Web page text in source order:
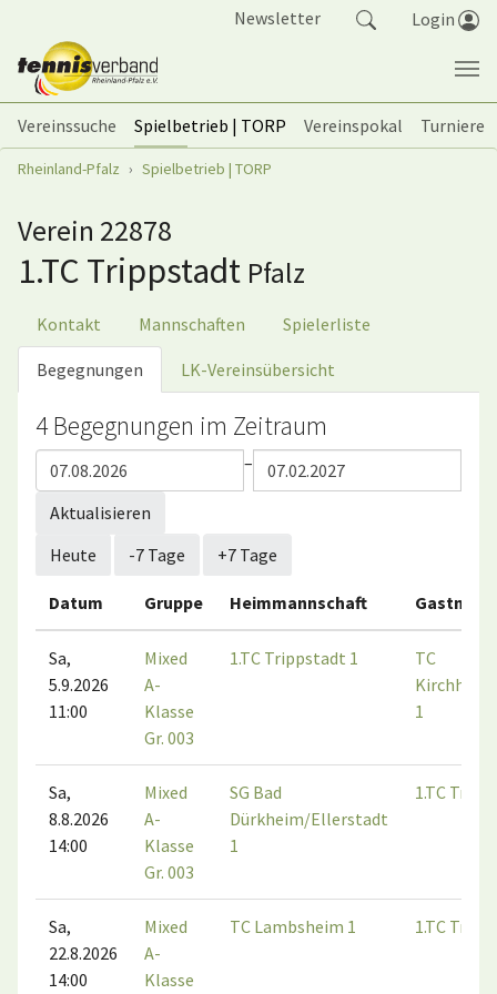
Newsletter Login
Vereinssuche Spielbetrieb | TORP Vereinspokal
Turniere
Sie sind hier:
Rheinland-Pfalz Spielbetrieb | TORP
Verein 22878
1.TC Trippstadt Pfalz
Kontakt Mannschaften Spielerliste
Begegnungen LK-Vereinsübersicht
4 Begegnungen im Zeitraum
–
Aktualisieren
Heute
-7 Tage +7 Tage
Datum Gruppe Heimmannschaft
Sa,
5.9.2026
11:00
Mixed
A-
Klasse
Gr. 003
1.TC Trippstadt 1
TC
1
Sa,
8.8.2026
14:00
Mixed
A-
Klasse
Gr. 003
SG Bad
Dürkheim/Ellerstadt
1
1.TC
Sa,
22.8.2026
14:00
Mixed
A-
Klasse
TC Lambsheim 1 1.TC